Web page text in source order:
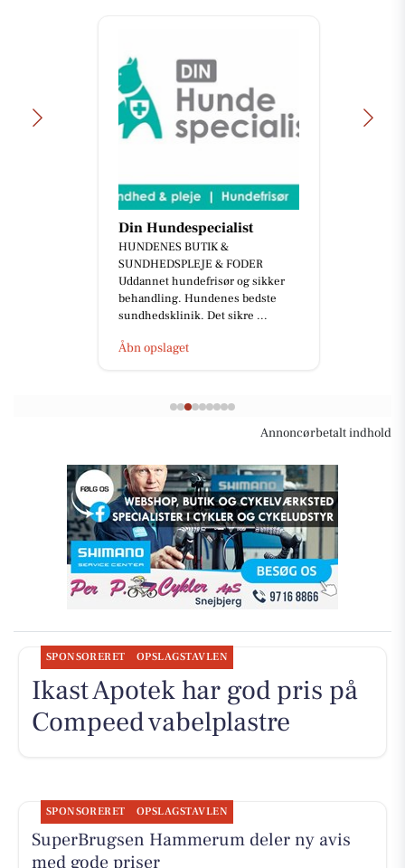
Din Hundespecialist
HUNDENES BUTIK &
SUNDHEDSPLEJE & FODER
Uddannet hundefrisør og sikker
behandling. Hundenes bedste
sundhedsklinik. Det sikre ...
Åbn opslaget
Annoncørbetalt indhold
SPONSORERET OPSLAGSTAVLEN
Ikast Apotek har god pris på
Compeed vabelplastre
SPONSORERET OPSLAGSTAVLEN
SuperBrugsen Hammerum deler ny avis
med gode priser